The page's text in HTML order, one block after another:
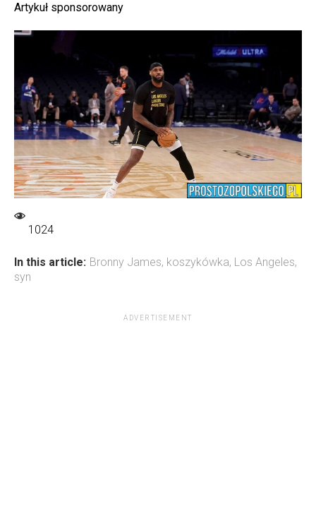
Artykuł sponsorowany
1024
In this article: Bronny James, koszykówka, Los Angeles,
syn
ADVERTISEMENT